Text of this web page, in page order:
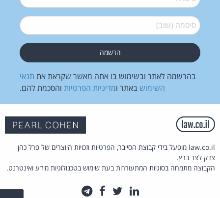
סיסמה (שוב)*
בהרשמה לאתר ובשימוש בו אתה מאשר שקראת את תנאי
השימוש באתר ומדיניות הפרטיות והסכמת להם.
law.co.il מופעל בידי קבוצת הסייבר, הפרטיות וזכויות היוצרים של פרל כהן
צדק לצר ברץ.
הקבוצה מתמחה בסוגיות המתעוררות בעת שימוש בטכנולוגיות מידע ואינטרנט.
לינקדאין
טוויטרפייסבוק